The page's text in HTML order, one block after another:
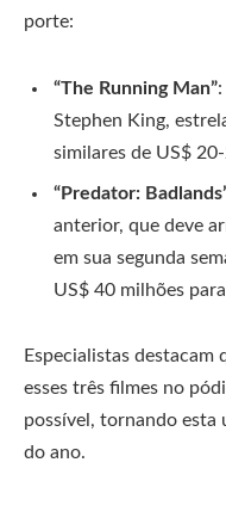
porte:
“The Running Man”
Stephen King,
similares de US$
“Predator:
anterior, que deve
em sua segunda
US$ 40 milhões
Especialistas
esses três filmes no
possível, tornando esta
do ano.